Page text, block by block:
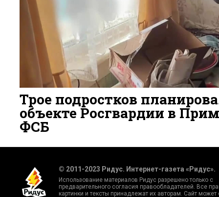
Трое подростков
объекте Росгвардии в
ФСБ
10
© 2011-2023 Ридус. Интернет-газета «Ридус».
Использование материалов Ридус разрешено только с
предварительного согласия правообладателей. Все
картинки и тексты принадлежат их авторам. Сайт может